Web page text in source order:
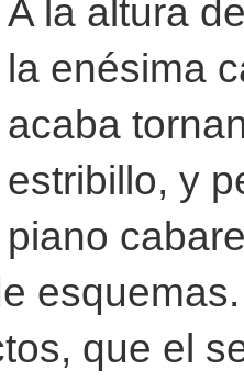
A la altura
la enésima
acaba
estribillo, y
piano
que el